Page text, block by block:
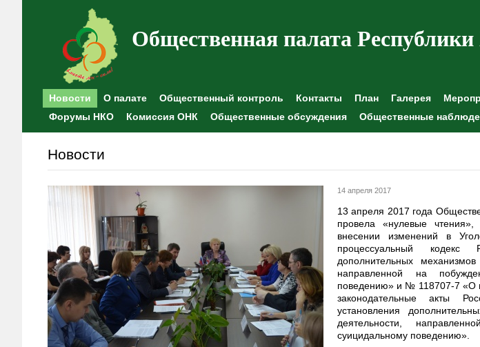
Общественная палата
Новости О палате Общественный контроль Контакты План Галерея
Форумы НКО
Комиссия ОНК Общественные обсуждения Общественные
Новости
14 апреля 2017
13 апреля 2017 года
провела «нулевые
внесении изменений в
процессуальный
дополнительных механизмов
направленной на
поведению» и № 118707-7 «О
законодательные акты
установления
деятельности,
суицидальному поведению».